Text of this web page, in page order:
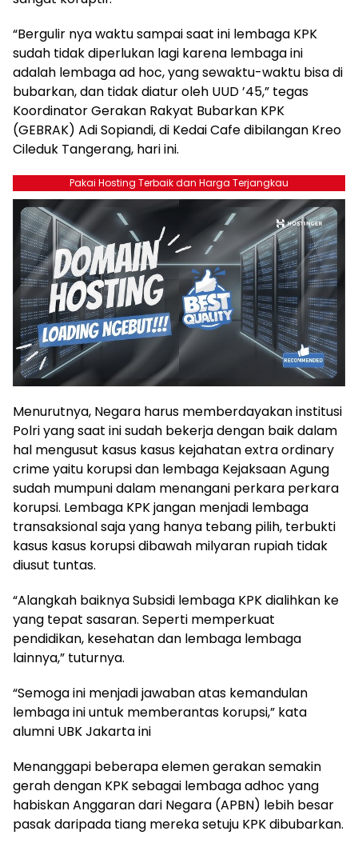
“Bergulir nya waktu sampai saat ini lembaga KPK
sudah tidak diperlukan lagi karena lembaga ini
adalah lembaga ad hoc, yang sewaktu-waktu bisa di
bubarkan, dan tidak diatur oleh UUD ’45,” tegas
Koordinator Gerakan Rakyat Bubarkan KPK
(GEBRAK) Adi Sopiandi, di Kedai Cafe dibilangan Kreo
Cileduk Tangerang, hari ini.
Pakai Hosting Terbaik dan Harga Terjangkau
Menurutnya, Negara harus memberdayakan institusi
Polri yang saat ini sudah bekerja dengan baik dalam
hal mengusut kasus kasus kejahatan extra ordinary
crime yaitu korupsi dan lembaga Kejaksaan Agung
sudah mumpuni dalam menangani perkara perkara
korupsi. Lembaga KPK jangan menjadi lembaga
transaksional saja yang hanya tebang pilih, terbukti
kasus kasus korupsi dibawah milyaran rupiah tidak
diusut tuntas.
“Alangkah baiknya Subsidi lembaga KPK dialihkan ke
yang tepat sasaran. Seperti memperkuat
pendidikan, kesehatan dan lembaga lembaga
lainnya,” tuturnya.
“Semoga ini menjadi jawaban atas kemandulan
lembaga ini untuk memberantas korupsi,” kata
alumni UBK Jakarta ini
Menanggapi beberapa elemen gerakan semakin
gerah dengan KPK sebagai lembaga adhoc yang
habiskan Anggaran dari Negara (APBN) lebih besar
pasak daripada tiang mereka setuju KPK dibubarkan.